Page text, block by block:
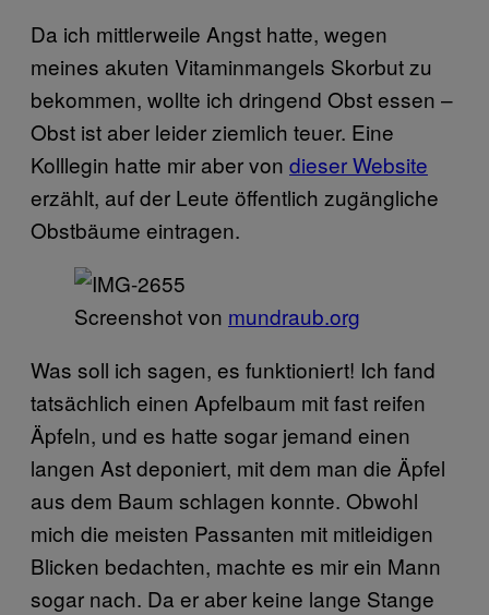
Da ich mittlerweile Angst hatte, wegen
meines akuten Vitaminmangels Skorbut zu
bekommen, wollte ich dringend Obst essen –
Obst ist aber leider ziemlich teuer. Eine
Kolllegin hatte mir aber von dieser Website
erzählt, auf der Leute öffentlich zugängliche
Obstbäume eintragen.
Screenshot von mundraub.org
Was soll ich sagen, es funktioniert! Ich fand
tatsächlich einen Apfelbaum mit fast reifen
Äpfeln, und es hatte sogar jemand einen
langen Ast deponiert, mit dem man die Äpfel
aus dem Baum schlagen konnte. Obwohl
mich die meisten Passanten mit mitleidigen
Blicken bedachten, machte es mir ein Mann
sogar nach. Da er aber keine lange Stange